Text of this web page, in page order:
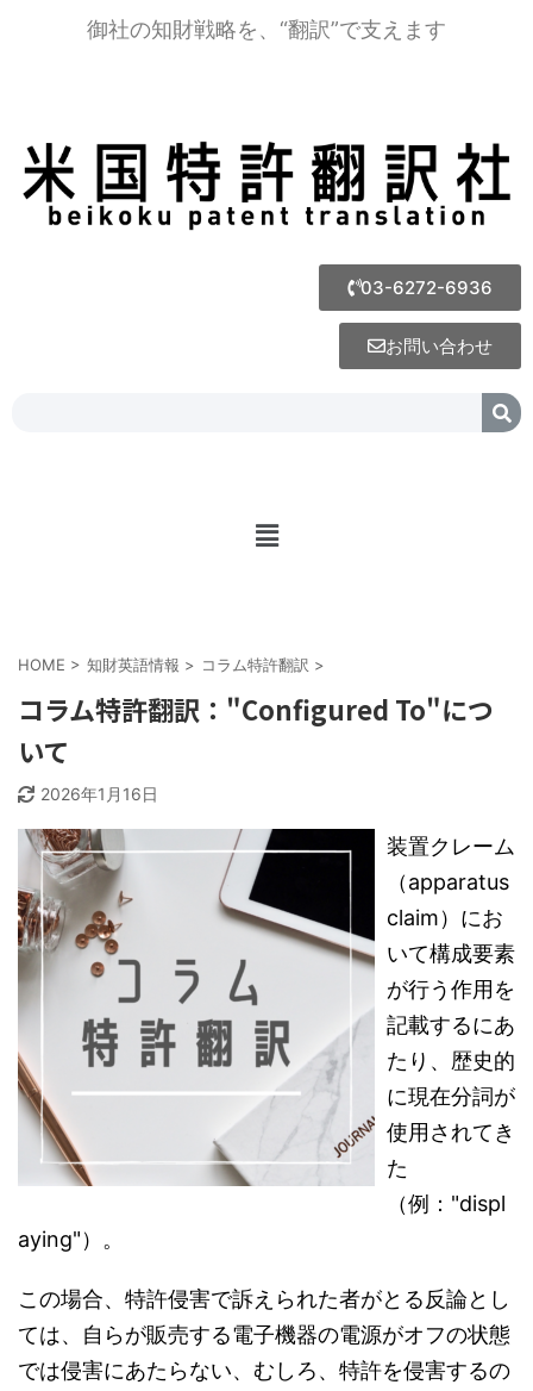
御社の知財戦略を、“翻訳”で支えます
03-6272-6936
お問い合わせ
HOME > 知財英語情報 > コラム特許翻訳 >
コラム特許翻訳："Configured To"につ
いて
2026年1月16日
装置クレーム
（apparatus
claim）にお
いて構成要素
が行う作用を
記載するにあ
たり、歴史的
に現在分詞が
使用されてき
た
（例："displ
aying"）。
この場合、特許侵害で訴えられた者がとる反論とし
ては、自らが販売する電子機器の電源がオフの状態
では侵害にあたらない、むしろ、特許を侵害するの